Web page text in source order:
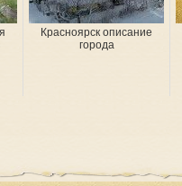
Красноярск описание
города